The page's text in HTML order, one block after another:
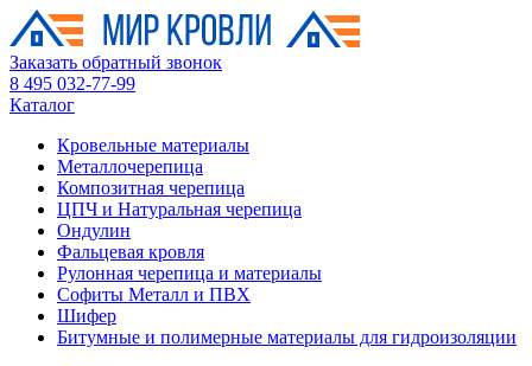
Заказать обратный звонок
8 495 032-77-99
Каталог
Кровельные материалы
Металлочерепица
Композитная черепица
ЦПЧ и Натуральная черепица
Ондулин
Фальцевая кровля
Рулонная черепица и материалы
Софиты Металл и ПВХ
Шифер
Битумные и полимерные материалы для гидроизоляции